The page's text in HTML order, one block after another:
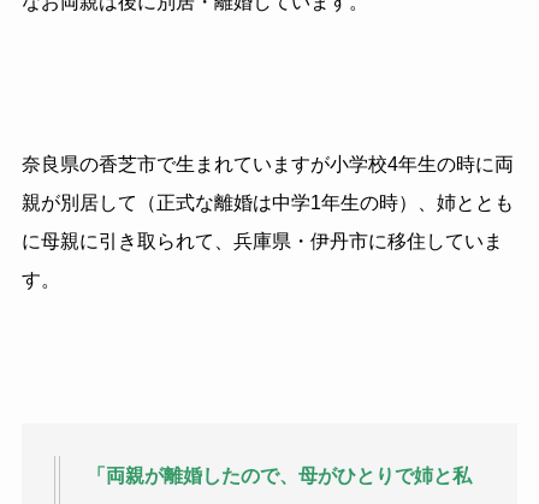
奈良県の香芝市で生まれていますが小学校4年生の時に両
親が別居して（正式な離婚は中学1年生の時）、姉ととも
に母親に引き取られて、兵庫県・伊丹市に移住していま
す。
「両親が離婚したので、母がひとりで姉と私